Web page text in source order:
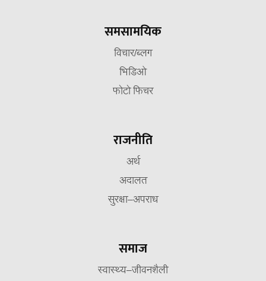
समसामयिक
विचार/ब्लग
भिडिओ
फोटो फिचर
राजनीति
अर्थ
अदालत
सुरक्षा–अपराध
समाज
स्वास्थ्य–जीवनशैली